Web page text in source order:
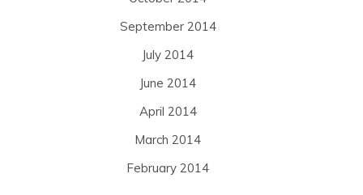
September 2014
July 2014
June 2014
April 2014
March 2014
February 2014